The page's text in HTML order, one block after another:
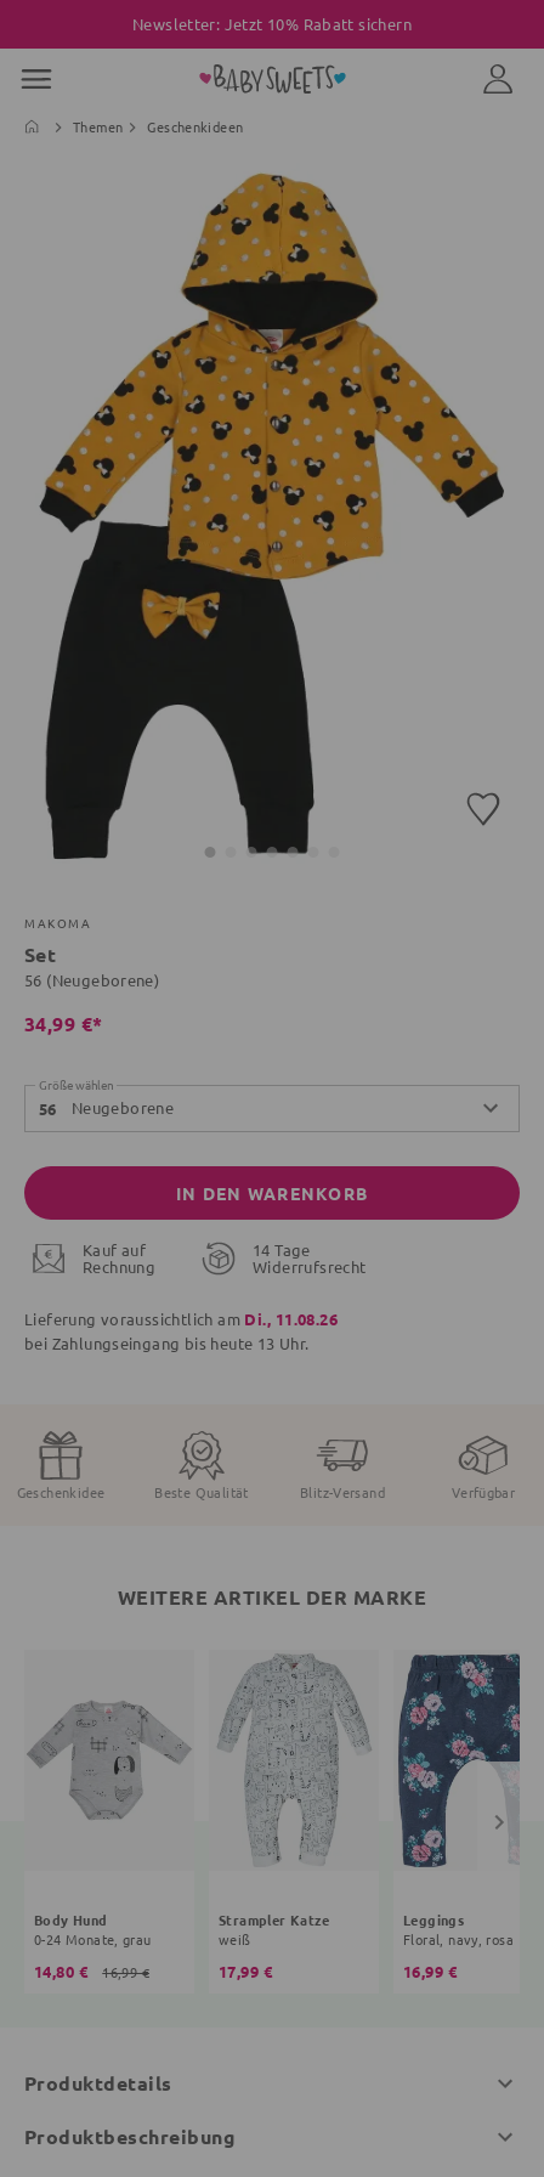
Newsletter: Jetzt 10% Rabatt sichern
Themen Geschenkideen
MAKOMA
Set
56 (Neugeborene)
34,99 €*
Größe wählen
56 Neugeborene
IN DEN WARENKORB
Kauf auf
Rechnung
14 Tage
Widerrufsrecht
Lieferung voraussichtlich am Di., 11.08.26
bei Zahlungseingang bis heute 13 Uhr.
Geschenkidee Beste Qualität Blitz-Versand Verfügbar
WEITERE ARTIKEL DER MARKE
Body Hund
0-24 Monate, grau
14,80 € 16,99 €
Strampler Katze
weiß
17,99 €
Leggings
Floral, navy, rosa
16,99 €
Produktdetails
Produktbeschreibung